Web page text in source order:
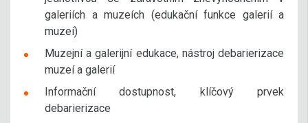
galeriích a muzeích (edukační funkce galerií a
muzeí)
Muzejní a galerijní edukace, nástroj debarierizace
muzeí a galerií
Informační dostupnost, klíčový prvek
debarierizace